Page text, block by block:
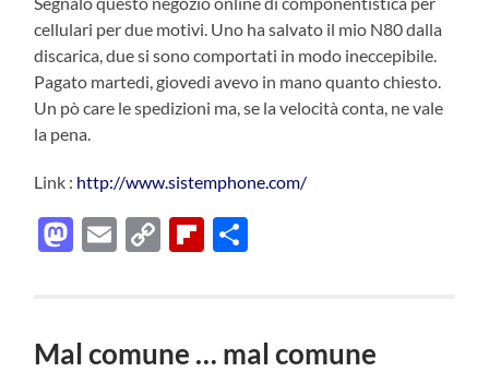
cellulari per due motivi. Uno ha salvato il mio N80 dalla
discarica, due si sono comportati in modo ineccepibile.
Pagato martedi, giovedi avevo in mano quanto chiesto.
Un pò care le spedizioni ma, se la velocità conta, ne vale
la pena.
Link : http://www.sistemphone.com/
Mastodon
EmailCopyFlipboard
Mal comune … mal comune